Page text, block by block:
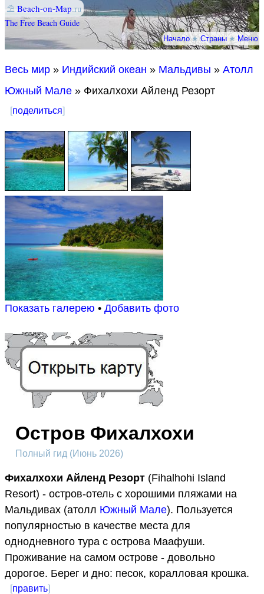
⛱ Beach-on-Map.ru
The Free Beach Guide
Начало★Страны★Меню
Весь мир » Индийский океан » Мальдивы » Атолл
Южный Мале » Фихалхохи Айленд Резорт
[поделиться]
Показать галерею • Добавить фото
Остров Фихалхохи
Полный гид (Июнь 2026)
Фихалхохи Айленд Резорт (Fihalhohi Island
Resort) - остров-отель с хорошими пляжами на
Мальдивах (атолл Южный Мале). Пользуется
популярностью в качестве места для
однодневного тура с острова Маафуши.
Проживание на самом острове - довольно
дорогое. Берег и дно: песок, коралловая крошка.
[править]